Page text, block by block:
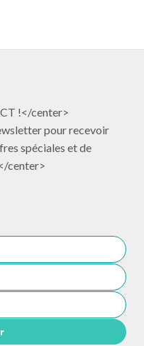
!</center>
pour recevoir
spéciales et de
center>